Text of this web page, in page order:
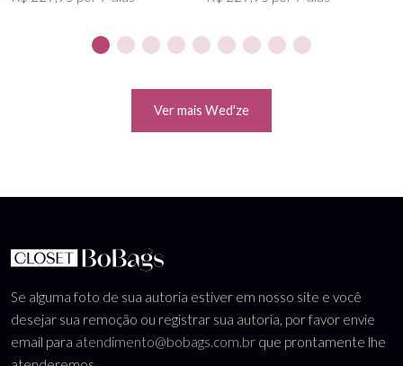
Ver mais Wed'ze
Se alguma foto de sua autoria estiver em nosso site e você
desejar sua remoção ou registrar sua autoria, por favor envie
email para atendimento@bobags.com.br que prontamente lhe